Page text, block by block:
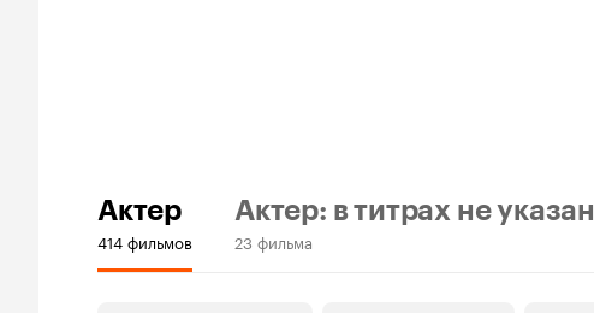
Актер
414 фильмов
Актер: в титрах не указан
23 фильма